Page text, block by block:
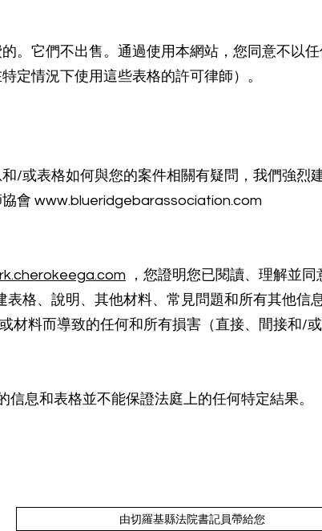
。它們不出售。通過使用本網站，您同意不以
定情況下使用這些表格的許可律師）。
/或表格如何與您的案件相關有疑問，我們強烈
會 www.blueridgebarassociation.com
，您證明您已閱讀、理解並
表格、說明、其他材料、常見問題和所有其他信
材料而導致的任何和所有損害（直接、間接和/
息和表格並不能保證法庭上的任何特定結果。
由切羅基縣法院書記員帶給您